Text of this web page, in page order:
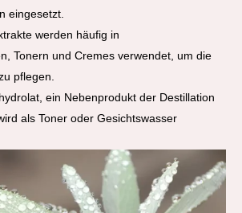
eingesetzt.
werden häufig in
Tonern und Cremes verwendet, um die
pflegen.
ein Nebenprodukt der Destillation
als Toner oder Gesichtswasser